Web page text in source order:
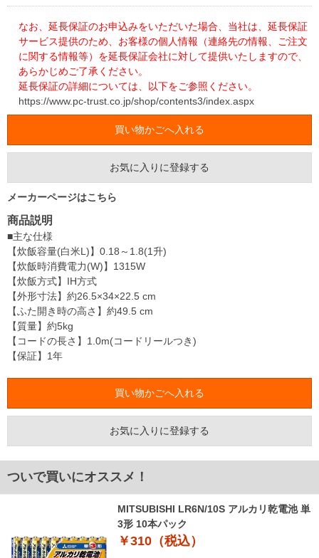
なお、延長保証のお申込みをいただいた場合、当社は、延長保証
サービス提供のため、お客様の個人情報（連絡先の情報、ご注文
に関する情報等）を延長保証会社に対して提供いたしますので、
あらかじめご了承ください。
延長保証の詳細については、以下をご参照ください。
https://www.pc-trust.co.jp/shop/contents3/index.aspx
お気に入りに登録する
メーカーページはこちら
商品説明
■主な仕様
【炊飯容量(白米L)】0.18～1.8(1升)
【炊飯時消費電力(W)】1315W
【炊飯方式】IH方式
【外形寸法】約26.5×34×22.5 cm
【ふた開き時の高さ】約49.5 cm
【質量】約5kg
【コードの長さ】1.0m(コードリールつき)
【保証】1年
お気に入りに登録する
ついで買いにオススメ！
MITSUBISHI LR6N/10S アルカリ乾電池 単
3形 10本パック
￥310（税込）